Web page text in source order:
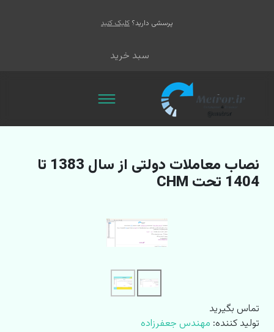
پرسشی دارید؟ کلیک کنید
سبد خرید
نصاب معاملات دولتی از سال 1383 تا
1404 تحت CHM
تماس بگیرید
توليد کننده: مهندس جعفرزاده